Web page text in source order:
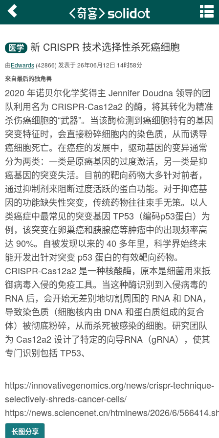
医学 新 CRISPR 技术选择性杀死癌细胞
由Edwards (42866) 发表于 26年06月12日 14时58分
来自最后的独角兽
2020 年诺贝尔化学奖得主 Jennifer Doudna 领导的团
队利用名为 CRISPR-Cas12a2 的酶，将其转化为精准
杀伤癌细胞的“武器”。当该酶检测到癌细胞特有的基因
突变特征时，会直接粉碎细胞内的染色质，从而诱导
癌细胞死亡。在癌症的发展中，驱动基因的变异通常
分为两类：一类是原癌基因的过度激活，另一类是抑
癌基因的突变失活。目前的靶向药物大多针对前者，
通过抑制剂来阻断过度活跃的蛋白功能。对于抑癌基
因的功能缺失性突变，传统药物往往束手无策。以人
类癌症中最常见的突变基因 TP53（编码p53蛋白）为
例，该突变在卵巢癌和胰腺癌等肿瘤中的出现频率高
达 90%。自被发现以来的 40 多年里，科学界始终未
能开发出针对突变 p53 蛋白的有效靶向药物。
CRISPR-Cas12a2 是一种核酸酶，原本是细菌用来抵
御病毒入侵的免疫工具。当这种酶识别到入侵病毒的
RNA 后，会开始无差别地切割周围的 RNA 和 DNA，
导致染色质（细胞核内由 DNA 和蛋白质组成的复合
体）被彻底粉碎，从而杀死被感染的细胞。研究团队
为 Cas12a2 设计了特定的向导RNA（gRNA），使其
专门识别包括 TP53、
https://innovativegenomics.org/news/crispr-technique-
selectively-shreds-cancer-cells/
https://news.sciencenet.cn/htmlnews/2026/6/
长图分享